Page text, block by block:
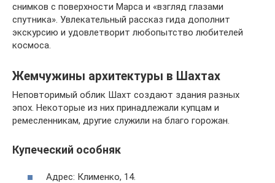
снимков с поверхности Марса и «взгляд глазами
спутника». Увлекательный рассказ гида дополнит
экскурсию и удовлетворит любопытство любителей
космоса.
Жемчужины архитектуры в Шахтах
Неповторимый облик Шахт создают здания разных
эпох. Некоторые из них принадлежали купцам и
ремесленникам, другие служили на благо горожан.
Купеческий особняк
Адрес: Клименко, 14.